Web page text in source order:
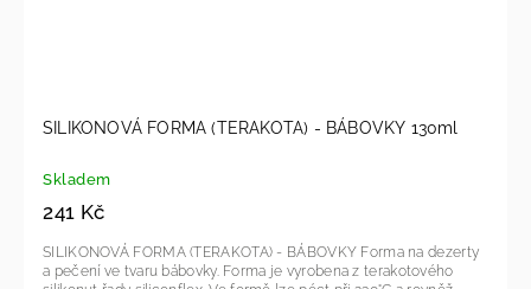
SILIKONOVÁ FORMA (TERAKOTA) - BÁBOVKY 130ml
Skladem
241 Kč
SILIKONOVÁ FORMA (TERAKOTA) - BÁBOVKY Forma na dezerty
a pečení ve tvaru bábovky. Forma je vyrobena z terakotového